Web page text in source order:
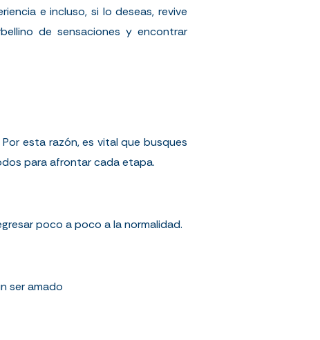
e incluso, si lo deseas, revive
de sensaciones y encontrar
esta razón, es vital que busques
para afrontar cada etapa.
poco a poco a la normalidad.
ser amado